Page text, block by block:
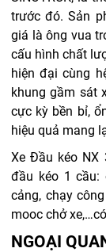
trước đó. Sản
giá là ông vua
cấu hình chất
hiện đại cùng
khung gầm sát
cực kỳ bền bỉ,
hiệu quả mang
Xe Đầu kéo NX
đầu kéo 1 cầu:
cảng, chạy
mooc chở
NGOẠI